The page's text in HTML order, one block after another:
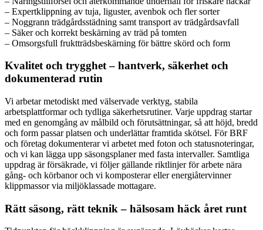
– Expertklippning av tuja, liguster, avenbok och fler sorter
– Noggrann trädgårdsstädning samt transport av trädgårdsavfall
– Säker och korrekt beskärning av träd på tomten
– Omsorgsfull fruktträdsbeskärning för bättre skörd och form
Kvalitet och trygghet – hantverk, säkerhet och
dokumenterad rutin
Vi arbetar metodiskt med välservade verktyg, stabila
arbetsplattformar och tydliga säkerhetsrutiner. Varje uppdrag startar
med en genomgång av målbild och förutsättningar, så att höjd, bredd
och form passar platsen och underlättar framtida skötsel. För BRF
och företag dokumenterar vi arbetet med foton och statusnoteringar,
och vi kan lägga upp säsongsplaner med fasta intervaller. Samtliga
uppdrag är försäkrade, vi följer gällande riktlinjer för arbete nära
gång- och körbanor och vi komposterar eller energiåtervinner
klippmassor via miljöklassade mottagare.
Rätt säsong, rätt teknik – hälsosam häck året runt